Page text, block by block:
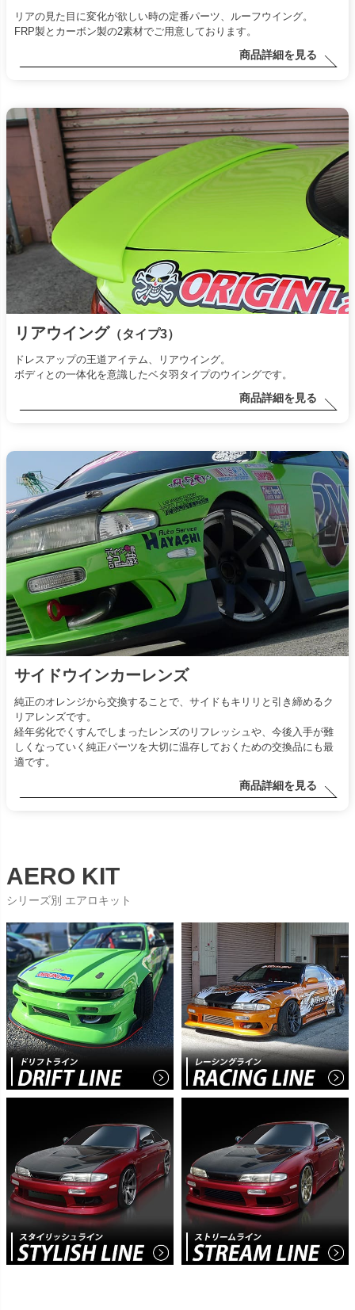
リアの見た目に変化が欲しい時の定番パーツ、ルーフウイング。
FRP製とカーボン製の2素材でご用意しております。
商品詳細を見る
リアウイング （タイプ3）
ドレスアップの王道アイテム、リアウイング。
ボディとの一体化を意識したベタ羽タイプのウイングです。
商品詳細を見る
サイドウインカーレンズ
純正のオレンジから交換することで、サイドもキリリと引き締めるク
リアレンズです。
経年劣化でくすんでしまったレンズのリフレッシュや、今後入手が難
しくなっていく純正パーツを大切に温存しておくための交換品にも最
適です。
商品詳細を見る
AERO KIT
シリーズ別 エアロキット